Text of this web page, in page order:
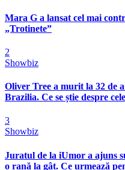
Mara G a lansat cel mai
„Trotinete”
2
Showbiz
Oliver Tree a murit la 32 de
Brazilia. Ce se știe despre
3
Showbiz
Juratul de la iUmor a ajuns
o rană la gât. Ce urmează